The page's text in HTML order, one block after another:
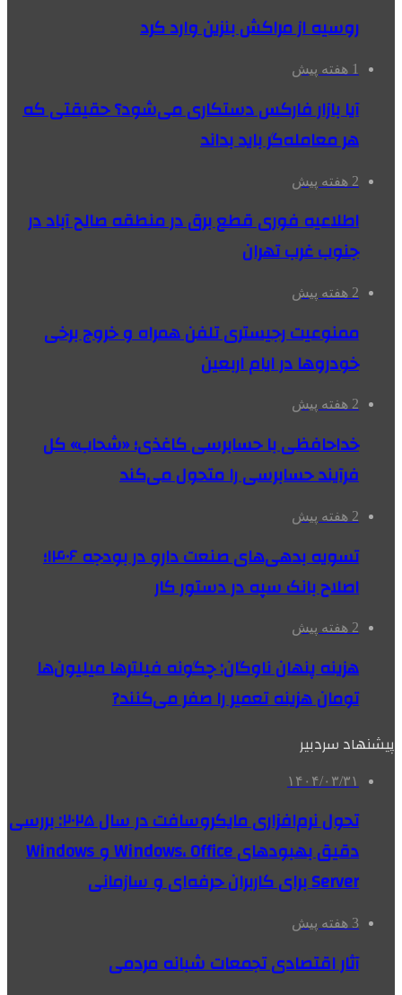
روسیه از مراکش بنزین وارد کرد
1 هفته پیش
آیا بازار فارکس دستکاری می‌شود؟ حقیقتی که
هر معامله‌گر باید بداند
2 هفته پیش
اطلاعیه فوری قطع برق در منطقه صالح آباد در
جنوب غرب تهران
2 هفته پیش
ممنوعیت رجیستری تلفن همراه و خروج برخی
خودروها در ایام اربعین
2 هفته پیش
خداحافظی با حسابرسی کاغذی؛ «شحاب» کل
فرآیند حسابرسی را متحول می‌کند
2 هفته پیش
تسویه بدهی‌های صنعت دارو در بودجه ۱۴۰۶؛
اصلاح بانک سپه در دستور کار
2 هفته پیش
هزینه پنهان ناوگان: چگونه فیلترها میلیون‌ها
تومان هزینه تعمیر را صفر می‌کنند?
پیشنهاد سردبیر
۱۴۰۴/۰۳/۳۱
تحول نرم‌افزاری مایکروسافت در سال ۲۰۲۵: بررسی
دقیق بهبودهای Windows، Office و Windows
Server برای کاربران حرفه‌ای و سازمانی
3 هفته پیش
آثار اقتصادی تجمعات شبانه مردمی